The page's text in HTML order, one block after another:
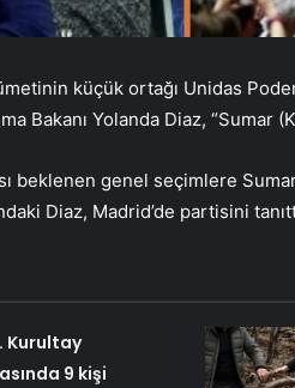
küçük ortağı Unidas
Bakanı Yolanda Diaz, “Sumar
beklenen genel seçimlere
Diaz, Madrid’de partisini
Kurultay
9 kişi